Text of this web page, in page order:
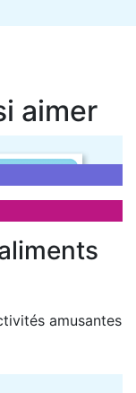
aimer
amusantes